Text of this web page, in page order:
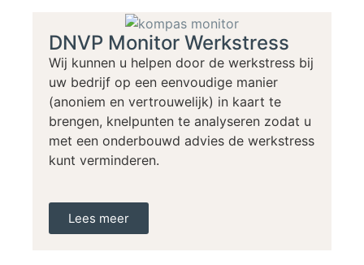
DNVP Monitor Werkstress
Wij kunnen u helpen door de werkstress bij
uw bedrijf op een eenvoudige manier
(anoniem en vertrouwelijk) in kaart te
brengen, knelpunten te analyseren zodat u
met een onderbouwd advies de werkstress
kunt verminderen.
Lees meer